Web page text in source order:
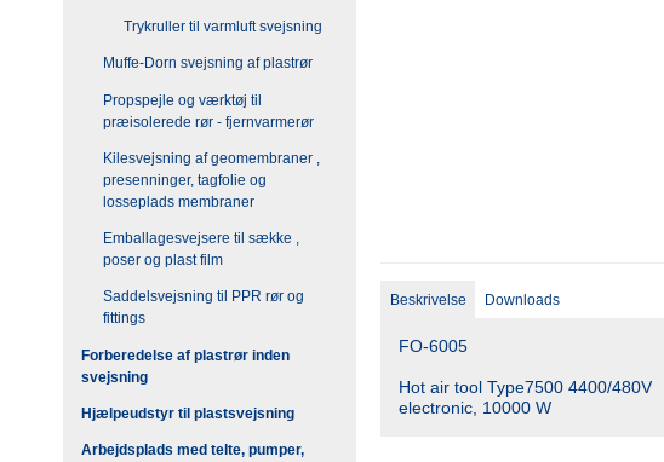
Trykruller til varmluft svejsning
Muffe-Dorn svejsning af plastrør
Propspejle og værktøj til
præisolerede rør - fjernvarmerør
Kilesvejsning af geomembraner ,
presenninger, tagfolie og
losseplads membraner
Emballagesvejsere til sække ,
poser og plast film
Saddelsvejsning til PPR rør og
fittings
Forberedelse af plastrør inden
svejsning
Hjælpeudstyr til plastsvejsning
Arbejdsplads med telte, pumper,
Beskrivelse Downloads
FO-6005
Hot air tool Type7500 4400/480V
electronic, 10000 W